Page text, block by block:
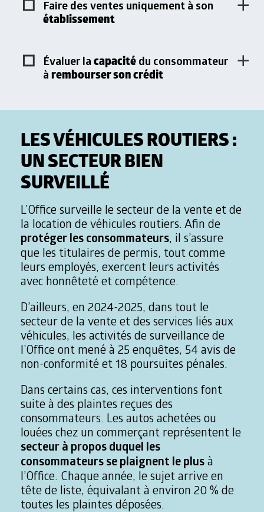
Faire des ventes uniquement à son
établissement
Évaluer lacapacitédu consommateur
àrembourser son crédit
LES VÉHICULES ROUTIERS :
UN SECTEUR BIEN
SURVEILLÉ
L’Office surveille le secteur de la vente et de
la location de véhicules routiers. Afin de
protéger les consommateurs, il s’assure
que les titulaires de permis, tout comme
leurs employés, exercent leurs activités
avec honnêteté et compétence.
D’ailleurs, en 2024-2025, dans tout le
secteur de la vente et des services liés aux
véhicules, les activités de surveillance de
l’Office ont mené à 25 enquêtes, 54 avis de
non-conformité et 18 poursuites pénales.
Dans certains cas, ces interventions font
suite à des plaintes reçues des
consommateurs. Les autos achetées ou
louées chez un commerçant représentent le
secteur à propos duquel les
consommateurs se plaignent le plusà
l’Office. Chaque année, le sujet arrive en
tête de liste, équivalant à environ 20 % de
toutes les plaintes déposées.